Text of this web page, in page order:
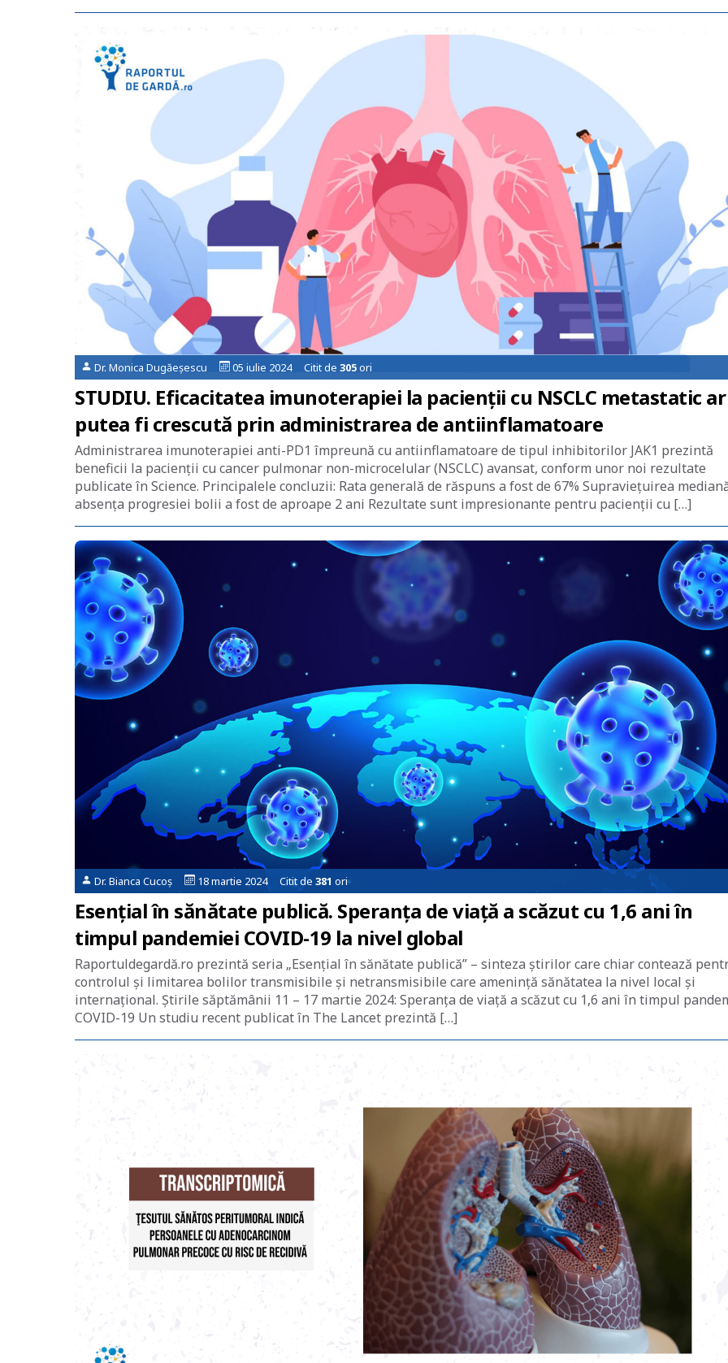
Dr. Monica Dugăeșescu 05 iulie 2024 Citit de 305ori
STUDIU. Eficacitatea imunoterapiei la pacienţii cu NSCLC metastatic ar
putea fi crescută prin administrarea de antiinflamatoare
Administrarea imunoterapiei anti-PD1 împreună cu antiinflamatoare de tipul inhibitorilor JAK1 prezintă
beneficii la pacienţii cu cancer pulmonar non-microcelular (NSCLC) avansat, conform unor noi rezultate
publicate în Science. Principalele concluzii: Rata generală de răspuns a fost de 67% Supravieţuirea
absenţa progresiei bolii a fost de aproape 2 ani Rezultate sunt impresionante pentru pacienţii cu […]
Dr. Bianca Cucoș 18 martie 2024 Citit de 381 ori
Esențial în sănătate publică. Speranța de viață a scăzut cu 1,6 ani în
timpul pandemiei COVID-19 la nivel global
Raportuldegardă.ro prezintă seria „Esențial în sănătate publică” – sinteza știrilor care chiar contează
controlul și limitarea bolilor transmisibile și netransmisibile care amenință sănătatea la nivel local și
internațional. Știrile săptămânii 11 – 17 martie 2024: Speranța de viață a scăzut cu 1,6 ani în timpul
COVID-19 Un studiu recent publicat în The Lancet prezintă […]